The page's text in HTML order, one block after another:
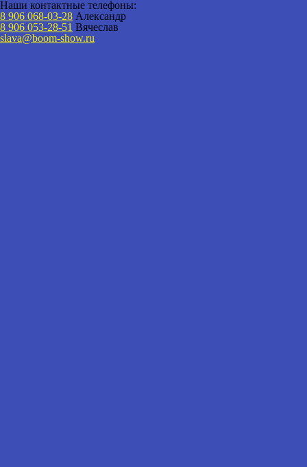
Наши контактные телефоны:
8 906 068-03-28 Александр
8 906 053-28-51 Вячеслав
slava@boom-show.ru